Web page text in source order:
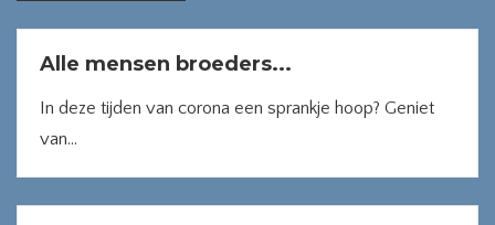
Alle mensen broeders...
In deze tijden van corona een sprankje hoop? Geniet
van...